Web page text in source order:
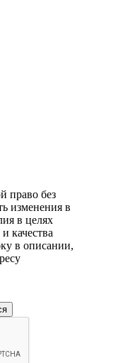
право без
изменения в
в целях
качества
в описании,